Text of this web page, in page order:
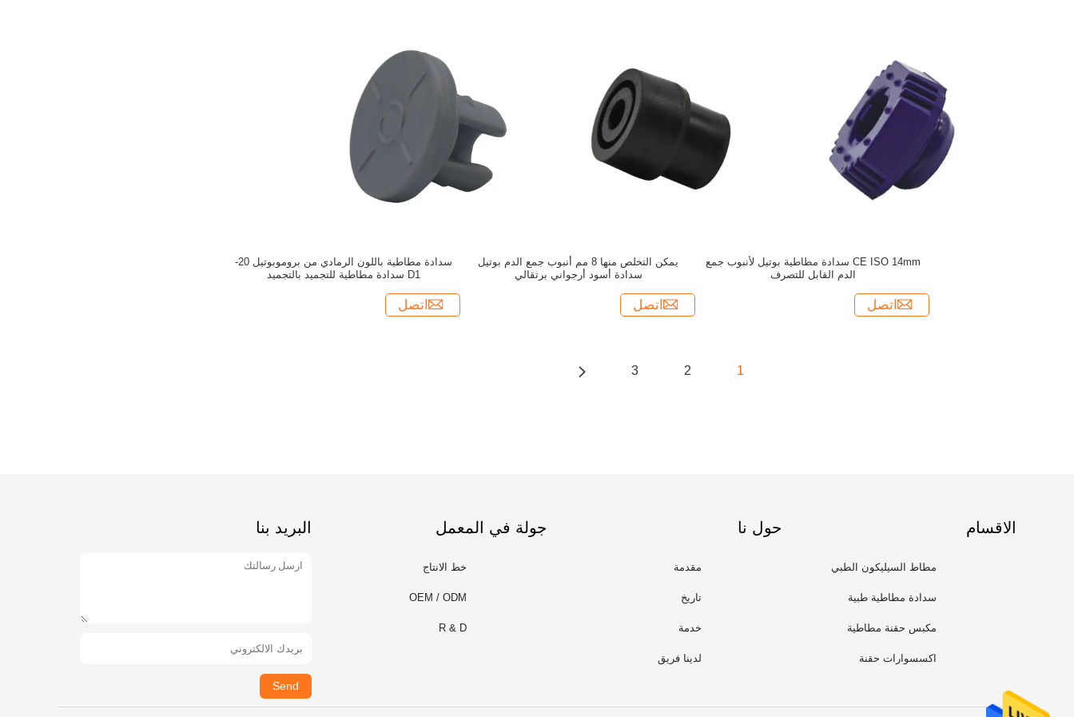
سدادة مطاطية باللون الرمادي من بروموبوتيل 20-
D1 سدادة مطاطية للتجميد بالتجميد
اتصل
يمكن التخلص منها 8 مم أنبوب جمع الدم بوتيل
سدادة أسود أرجواني برتقالي
اتصل
CE ISO 14mm سدادة مطاطية بوتيل لأنبوب جمع
الدم القابل للتصرف
اتصل
1
2
3
الاقسام
مطاط السيليكون الطبي
سدادة مطاطية طبية
مكبس حقنة مطاطية
اكسسوارات حقنة
حول نا
مقدمة
تاريخ
خدمة
لدينا فريق
جولة في المعمل
خط الانتاج
OEM / ODM
R & D
البريد بنا
Send